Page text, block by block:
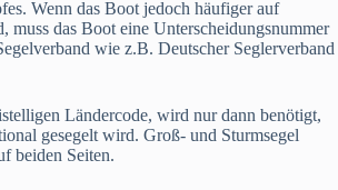
Wenn das Boot jedoch häufiger auf
muss das Boot eine Unterscheidungsnummer
wie z.B. Deutscher Seglerverband
Ländercode, wird nur dann benötigt,
gesegelt wird. Groß- und Sturmsegel
beiden Seiten.